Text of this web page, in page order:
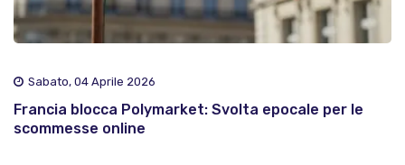
Sabato, 04 Aprile 2026
Francia blocca Polymarket: Svolta epocale per le
scommesse online